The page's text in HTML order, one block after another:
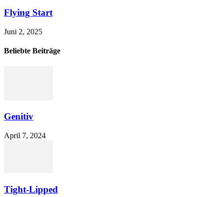
Flying Start
Juni 2, 2025
Beliebte Beiträge
Genitiv
April 7, 2024
Tight-Lipped